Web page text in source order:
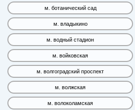
м. ботанический сад
м. владыкино
м. водный стадион
м. войковская
м. волгоградский проспект
м. волжская
м. волоколамская